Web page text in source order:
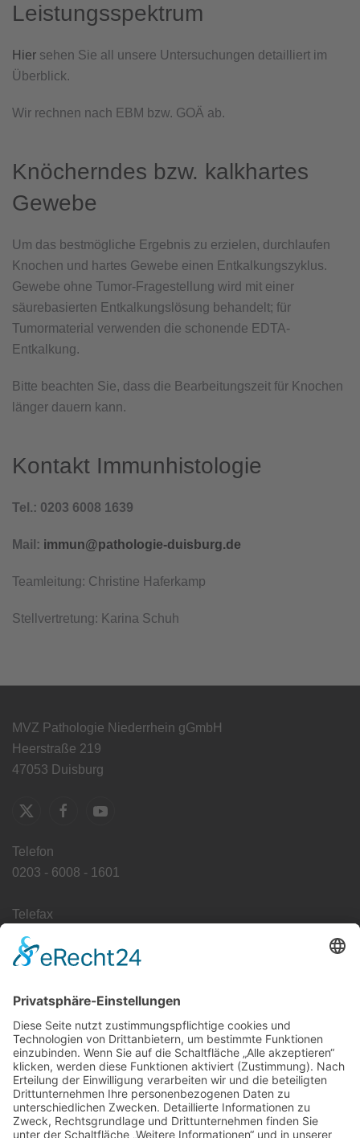
Leistungsspektrum
Hier sehen Sie all unsere Untersuchungen detailliert im
Überblick.
Wir rechnen nach EBM bzw. GOÄ ab.
Knöcherndes bzw. kalkhartes
Gewebe
Um das bestmögliche Ergebnis zu erzielen, durchlaufen
Knochen und hartes Gewebe einen Entkalkungszyklus.
Gewebe ohne Tumor-Fragestellung wird mit einer
säurebasierten Entkalkungslösung behandelt; für
Tumormaterial verwenden die schonende EDTA-
Entkalkung.
Bitte beachten Sie, dass die Bearbeitungszeit für Knochen
länger dauern kann.
Kontakt Immunhistologie
Tel.: 0203 6008 1639
Mail: immun@pathologie-duisburg.de
Teamleitung: Christine Haferkamp
Stellvertretung: Karina Schuh
MVZ Pathologie Niederrhein gGmbH
Heerstraße 219
47053 Duisburg
Telefon
0203 - 6008 - 1601
Telefax
0203 - 6008 - 1649
info@pathologie-duisburg.de
Erreichbarkeit:
Mo - Fr (außer an Feiertagen)
8:00 - 17:00 Uhr